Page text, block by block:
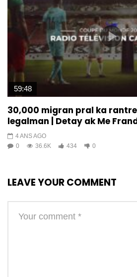
59:48
30,000 migran pral ka rantre
legalman | Detay ak Me
4 ANS AGO
0
36.6K 434 0
LEAVE YOUR COMMENT